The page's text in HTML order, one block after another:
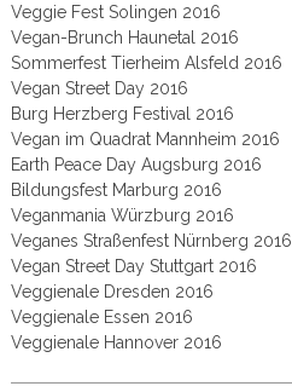
Veggie Fest Solingen 2016
Vegan-Brunch Haunetal 2016
Sommerfest Tierheim Alsfeld 2016
Vegan Street Day 2016
Burg Herzberg Festival 2016
Vegan im Quadrat Mannheim 2016
Earth Peace Day Augsburg 2016
Bildungsfest Marburg 2016
Veganmania Würzburg 2016
Veganes Straßenfest Nürnberg 2016
Vegan Street Day Stuttgart 2016
Veggienale Dresden 2016
Veggienale Essen 2016
Veggienale Hannover 2016